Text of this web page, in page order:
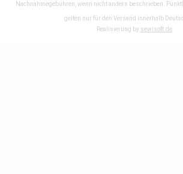
Nachnahmegebühren, wenn nicht anders beschrieben.
gelten nur für den Versand innerhalb
Realisierung by sewisoft.de